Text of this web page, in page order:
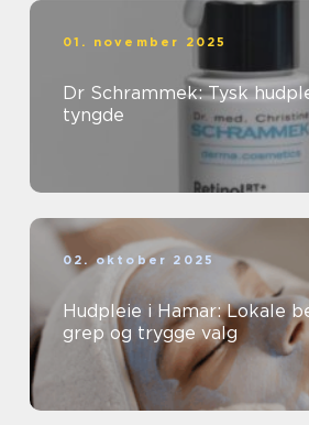
01. november 2025
Dr Schrammek: Tysk
tyngde
02. oktober 2025
Hudpleie i Hamar: Lokale
grep og trygge valg